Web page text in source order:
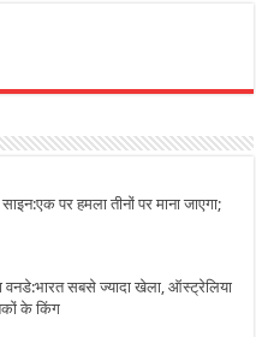
पर हमला तीनों पर माना जाएगा;
वनडे:भारत सबसे ज्यादा खेला, ऑस्ट्रेलिया
के किंग